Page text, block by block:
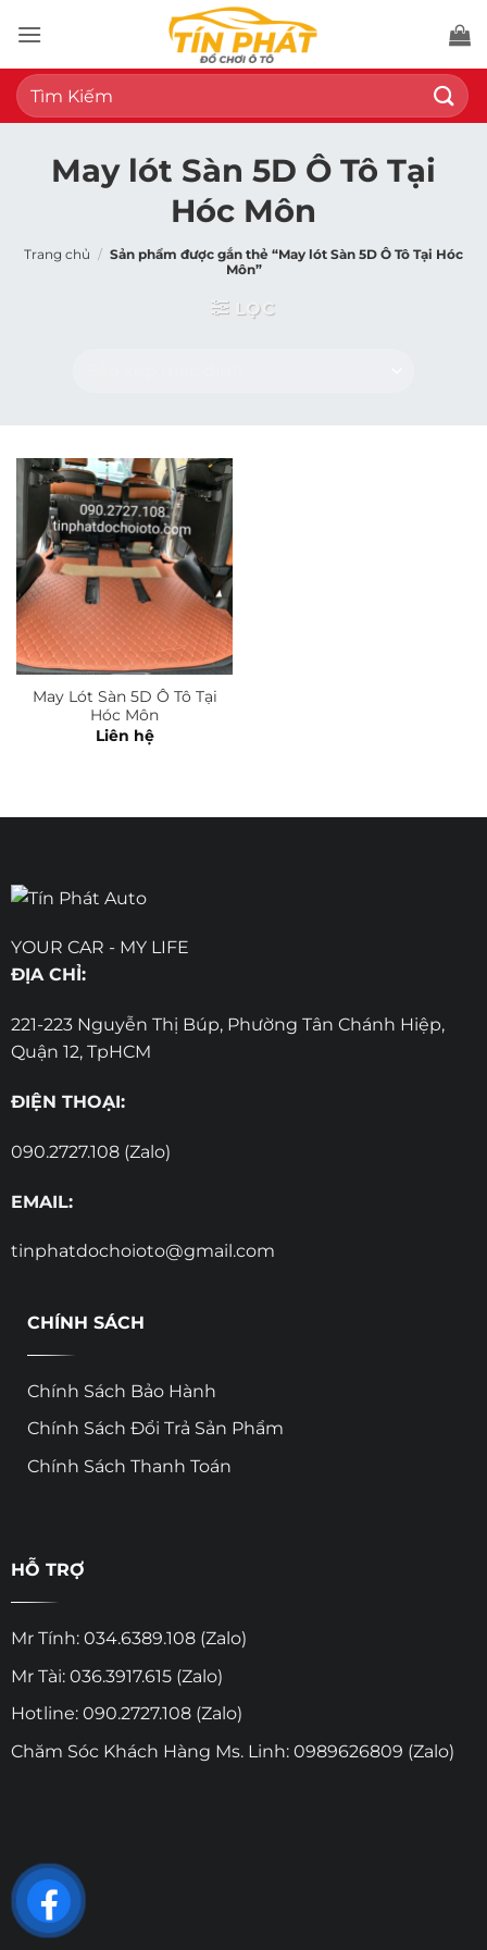
qua
nội
dung
Tìm
kiếm:
May lót Sàn 5D Ô Tô Tại
Hóc Môn
Trang chủ / Sản phẩm được gắn thẻ “May lót Sàn 5D Ô Tô Tại Hóc
Môn”
LỌC
May Lót Sàn 5D Ô Tô Tại
Hóc Môn
Liên hệ
YOUR CAR - MY LIFE
ĐỊA CHỈ:
221-223 Nguyễn Thị Búp, Phường Tân Chánh Hiệp,
Quận 12, TpHCM
ĐIỆN THOẠI:
090.2727.108 (Zalo)
EMAIL:
tinphatdochoioto@gmail.com
CHÍNH SÁCH
Chính Sách Bảo Hành
Chính Sách Đổi Trả Sản Phẩm
Chính Sách Thanh Toán
HỖ TRỢ
Mr Tính: 034.6389.108 (Zalo)
Mr Tài: 036.3917.615 (Zalo)
Hotline: 090.2727.108 (Zalo)
Chăm Sóc Khách Hàng Ms. Linh: 0989626809 (Zalo)